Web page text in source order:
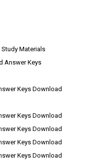
Materials
Answer Keys
Keys Download
Keys Download
Keys Download
Keys Download
Keys Download